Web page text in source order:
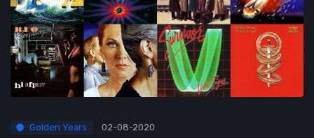
Golden Years 02-08-2020